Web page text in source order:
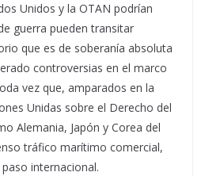
Unidos y la OTAN podrían
guerra pueden transitar
que es de soberanía absoluta
controversias en el marco
vez que, amparados en la
Unidas sobre el Derecho del
Alemania, Japón y Corea del
tráfico marítimo comercial,
internacional.